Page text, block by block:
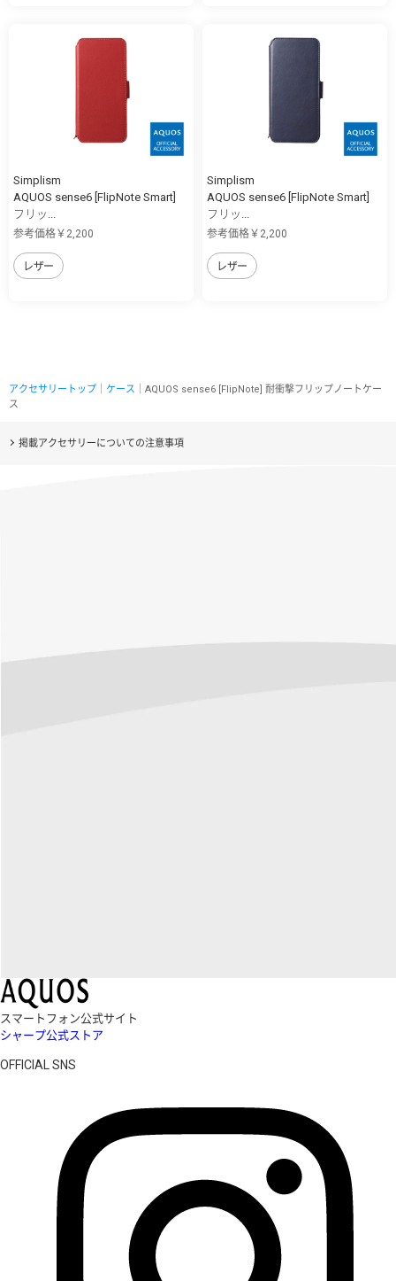
Simplism
AQUOS sense6 [FlipNote Smart]
フリッ...
参考価格￥2,200
レザー
Simplism
AQUOS sense6 [FlipNote Smart]
フリッ...
参考価格￥2,200
レザー
アクセサリートップ ケース ｜AQUOS sense6 [FlipNote] 耐衝撃フリップノートケー
ス
掲載アクセサリーについての注意事項
スマートフォン公式サイト
シャープ公式ストア
OFFICIAL SNS